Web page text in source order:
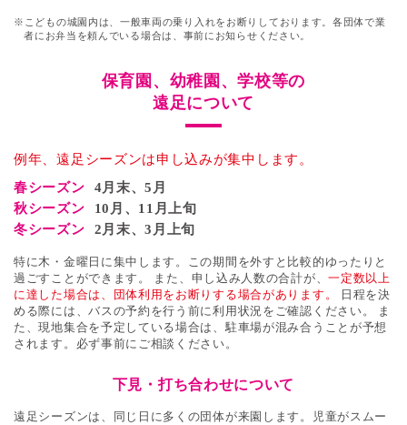
※こどもの城園内は、一般車両の乗り入れをお断りしております。各団体で業
者にお弁当を頼んでいる場合は、事前にお知らせください。
保育園、幼稚園、学校等の
遠足について
例年、遠足シーズンは申し込みが集中します。
春シーズン
4月末、5月
秋シーズン
10月、11月上旬
冬シーズン
2月末、3月上旬
特に木・金曜日に集中します。この期間を外すと比較的ゆったりと
過ごすことができます。
また、申し込み人数の合計が、一定数以上
に達した場合は、団体利用をお断りする場合があります。
日程を決
める際には、バスの予約を行う前に利用状況をご確認ください。
ま
た、現地集合を予定している場合は、駐車場が混み合うことが予想
されます。必ず事前にご相談ください。
下見・打ち合わせについて
遠足シーズンは、同じ日に多くの団体が来園します。
児童がスムー